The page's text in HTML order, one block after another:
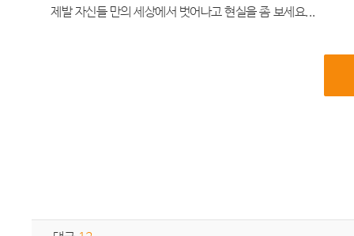
제발 자신들 만의 세상에서 벗어나고 현실을 좀 보세요...